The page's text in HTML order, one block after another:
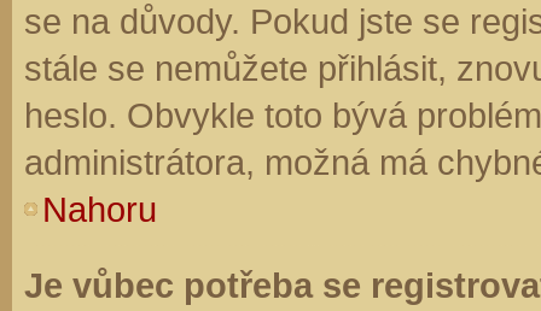
se na důvody. Pokud jste se
stále se nemůžete přihlásit,
heslo. Obvykle toto bývá
administrátora, možná má
Nahoru
Je vůbec potřeba se